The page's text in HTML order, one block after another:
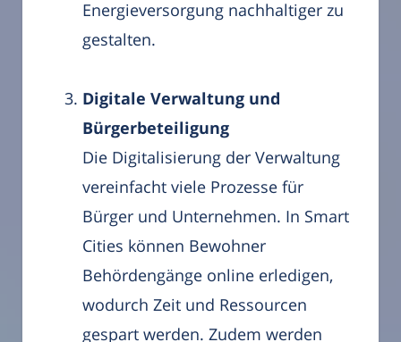
Energieversorgung nachhaltiger zu
gestalten.
Digitale Verwaltung und
Bürgerbeteiligung
Die Digitalisierung der Verwaltung
vereinfacht viele Prozesse für
Bürger und Unternehmen. In Smart
Cities können Bewohner
Behördengänge online erledigen,
wodurch Zeit und Ressourcen
gespart werden. Zudem werden